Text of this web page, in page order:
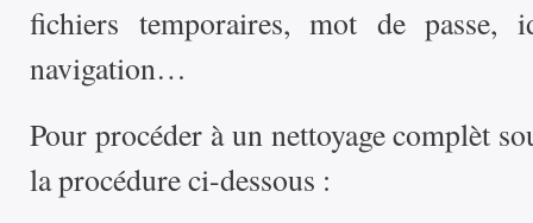
fichiers temporaires, mot de passe,
navigation…
Pour procéder à un nettoyage complèt
la procédure ci-dessous :